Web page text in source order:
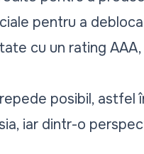
pentru a debloca
cu un rating
posibil, astfel
iar dintr-o